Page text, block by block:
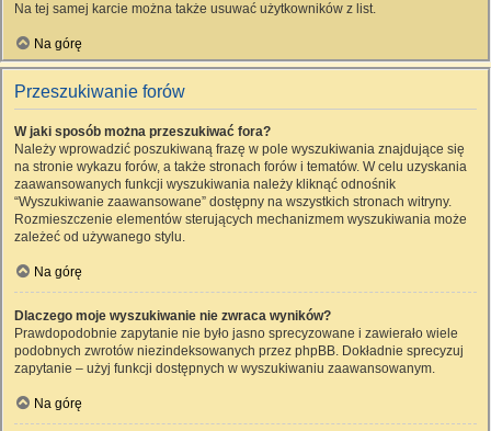
Na tej samej karcie można także usuwać użytkowników z list.
Na górę
Przeszukiwanie forów
W jaki sposób można przeszukiwać fora?
Należy wprowadzić poszukiwaną frazę w pole wyszukiwania znajdujące się
na stronie wykazu forów, a także stronach forów i tematów. W celu uzyskania
zaawansowanych funkcji wyszukiwania należy kliknąć odnośnik
“Wyszukiwanie zaawansowane” dostępny na wszystkich stronach witryny.
Rozmieszczenie elementów sterujących mechanizmem wyszukiwania może
zależeć od używanego stylu.
Na górę
Dlaczego moje wyszukiwanie nie zwraca wyników?
Prawdopodobnie zapytanie nie było jasno sprecyzowane i zawierało wiele
podobnych zwrotów niezindeksowanych przez phpBB. Dokładnie sprecyzuj
zapytanie – użyj funkcji dostępnych w wyszukiwaniu zaawansowanym.
Na górę